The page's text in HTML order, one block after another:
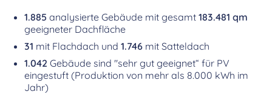
1.885 analysierte Gebäude mit gesamt 183.481 qm
geeigneter Dachfläche
31 mit Flachdach und 1.746 mit Satteldach
1.042 Gebäude sind "sehr gut geeignet“ für PV
eingestuft (Produktion von mehr als 8.000 kWh im
Jahr)